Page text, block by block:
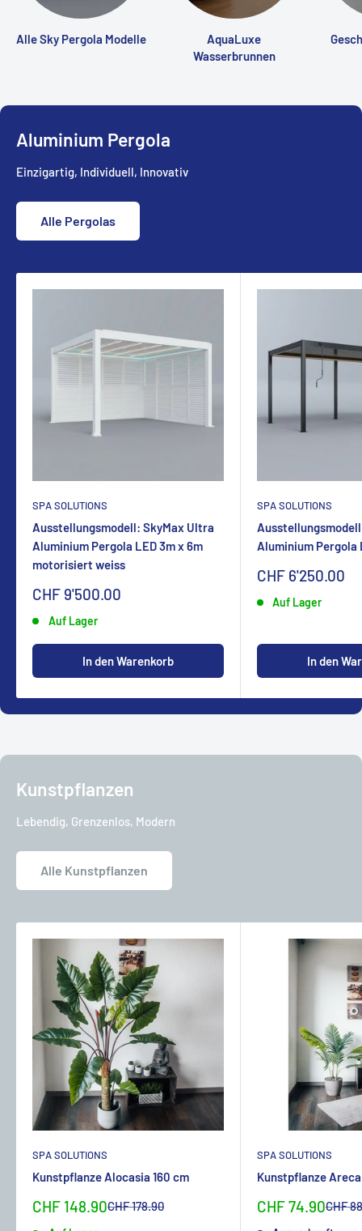
Alle Sky Pergola Modelle
AquaLuxe
Wasserbrunnen
Aluminium Pergola
Einzigartig, Individuell, Innovativ
Alle Pergolas
SPA SOLUTIONS
Ausstellungsmodell: SkyMax Ultra
Aluminium Pergola LED 3m x 6m
motorisiert weiss
Sonderpreis
CHF 9'500.00
Auf Lager
In den Warenkorb
SPA SOLUTIONS
Aluminium Pergola
Sonderpreis
CHF 6'250.00
Auf Lager
In den
Kunstpflanzen
Lebendig, Grenzenlos, Modern
Alle Kunstpflanzen
SPA SOLUTIONS
Kunstpflanze Alocasia 160 cm
Sonderpreis
CHF 148.90Normalpreis
CHF 178.90
SPA SOLUTIONS
Kunstpflanze Areca
Sonderpreis
CHF 74.90CHF